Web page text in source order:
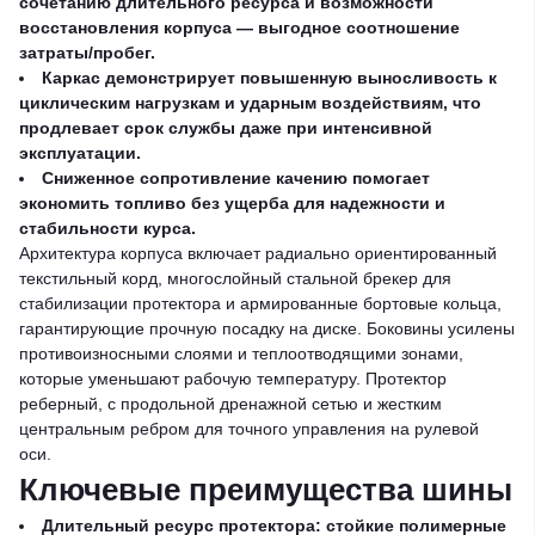
восстановления корпуса — выгодное соотношение
затраты/пробег.
Каркас демонстрирует повышенную выносливость к
циклическим нагрузкам и ударным воздействиям, что
продлевает срок службы даже при интенсивной
эксплуатации.
Сниженное сопротивление качению помогает
экономить топливо без ущерба для надежности и
стабильности курса.
Архитектура корпуса включает радиально ориентированный
текстильный корд, многослойный стальной брекер для
стабилизации протектора и армированные бортовые кольца,
гарантирующие прочную посадку на диске. Боковины усилены
противоизносными слоями и теплоотводящими зонами,
которые уменьшают рабочую температуру. Протектор
реберный, с продольной дренажной сетью и жестким
центральным ребром для точного управления на рулевой
оси.
Ключевые преимущества шины
Длительный ресурс протектора: стойкие полимерные